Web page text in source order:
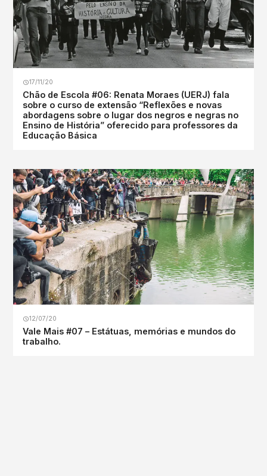
17/11/20
Chão de Escola #06: Renata Moraes (UERJ) fala
sobre o curso de extensão “Reflexões e novas
abordagens sobre o lugar dos negros e negras no
Ensino de História” oferecido para professores da
Educação Básica
12/07/20
Vale Mais #07 – Estátuas, memórias e mundos do
trabalho.